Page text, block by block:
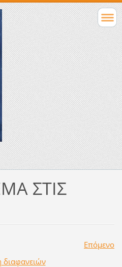
ΣΤΙΣ
Επόμενο
διαφανειών